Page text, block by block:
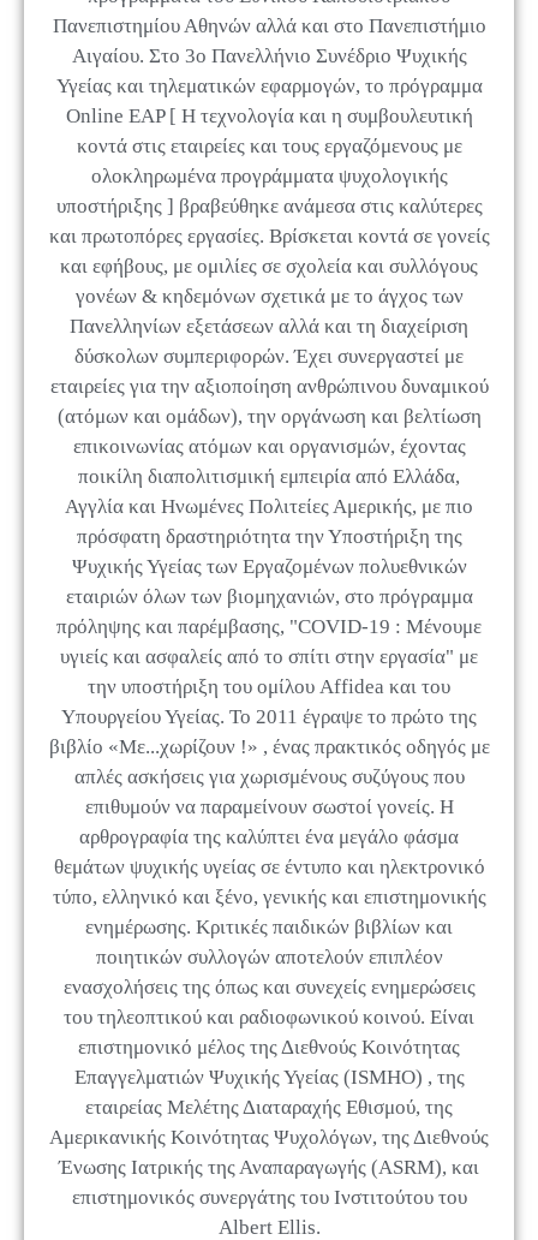
Πανεπιστημίου Αθηνών αλλά και στο Πανεπιστήμιο
Αιγαίου. Στο 3ο Πανελλήνιο Συνέδριο Ψυχικής
Υγείας και τηλεματικών εφαρμογών, το πρόγραμμα
Online EAP [ Η τεχνολογία και η συμβουλευτική
κοντά στις εταιρείες και τους εργαζόμενους με
ολοκληρωμένα προγράμματα ψυχολογικής
υποστήριξης ] βραβεύθηκε ανάμεσα στις καλύτερες
και πρωτοπόρες εργασίες. Βρίσκεται κοντά σε γονείς
και εφήβους, με ομιλίες σε σχολεία και συλλόγους
γονέων & κηδεμόνων σχετικά με το άγχος των
Πανελληνίων εξετάσεων αλλά και τη διαχείριση
δύσκολων συμπεριφορών. Έχει συνεργαστεί με
εταιρείες για την αξιοποίηση ανθρώπινου δυναμικού
(ατόμων και ομάδων), την οργάνωση και βελτίωση
επικοινωνίας ατόμων και οργανισμών, έχοντας
ποικίλη διαπολιτισμική εμπειρία από Ελλάδα,
Αγγλία και Ηνωμένες Πολιτείες Αμερικής, με πιο
πρόσφατη δραστηριότητα την Υποστήριξη της
Ψυχικής Υγείας των Εργαζομένων πολυεθνικών
εταιριών όλων των βιομηχανιών, στο πρόγραμμα
πρόληψης και παρέμβασης, "COVID-19 : Μένουμε
υγιείς και ασφαλείς από το σπίτι στην εργασία" με
την υποστήριξη του ομίλου Affidea και του
Υπουργείου Υγείας. Το 2011 έγραψε το πρώτο της
βιβλίο «Με...χωρίζουν !» , ένας πρακτικός οδηγός με
απλές ασκήσεις για χωρισμένους συζύγους που
επιθυμούν να παραμείνουν σωστοί γονείς. Η
αρθρογραφία της καλύπτει ένα μεγάλο φάσμα
θεμάτων ψυχικής υγείας σε έντυπο και ηλεκτρονικό
τύπο, ελληνικό και ξένο, γενικής και επιστημονικής
ενημέρωσης. Κριτικές παιδικών βιβλίων και
ποιητικών συλλογών αποτελούν επιπλέον
ενασχολήσεις της όπως και συνεχείς ενημερώσεις
του τηλεοπτικού και ραδιοφωνικού κοινού. Είναι
επιστημονικό μέλος της Διεθνούς Κοινότητας
Επαγγελματιών Ψυχικής Υγείας (ISMHO) , της
εταιρείας Μελέτης Διαταραχής Εθισμού, της
Αμερικανικής Κοινότητας Ψυχολόγων, της Διεθνούς
Ένωσης Ιατρικής της Αναπαραγωγής (ASRM), και
επιστημονικός συνεργάτης του Ινστιτούτου του
Albert Ellis.